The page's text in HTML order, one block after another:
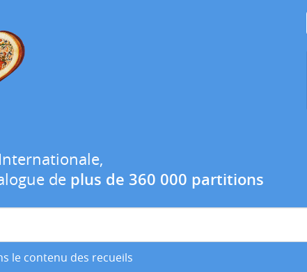
de plus de 360 000 partitions
le contenu des recueils